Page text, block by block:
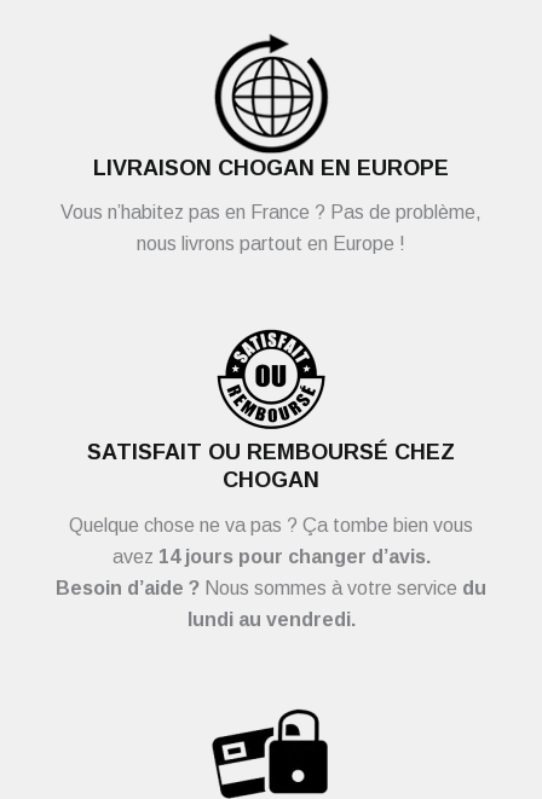
LIVRAISON CHOGAN EN EUROPE
Vous n’habitez pas en France ? Pas de problème,
nous livrons partout en Europe !
SATISFAIT OU REMBOURSÉ CHEZ
CHOGAN
Quelque chose ne va pas ? Ça tombe bien vous
avez 14 jours pour changer d’avis.
Besoin d’aide ? Nous sommes à votre service du
lundi au vendredi.